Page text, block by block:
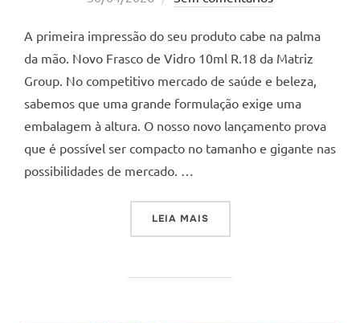
A primeira impressão do seu produto cabe na palma
da mão. Novo Frasco de Vidro 10ml R.18 da Matriz
Group. No competitivo mercado de saúde e beleza,
sabemos que uma grande formulação exige uma
embalagem à altura. O nosso novo lançamento prova
que é possível ser compacto no tamanho e gigante nas
possibilidades de mercado. …
LEIA MAIS“A PRIMEIRA IMPRESSÃO